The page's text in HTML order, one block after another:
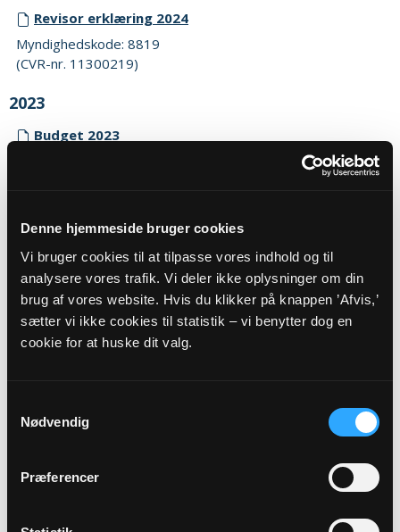
Denne hjemmeside bruger cookies
Vi bruger cookies til at tilpasse vores indhold og til
analysere vores trafik. Vi deler ikke oplysninger om din
brug af vores website. Hvis du klikker på knappen ’Afvis,’
sætter vi ikke cookies til statistik – vi benytter dog en
cookie for at huske dit valg.
Nødvendig
Præferencer
Revisor erklæring 2024
Myndighedskode: 8819
(CVR-nr. 11300219)
2023
Budget 2023
(CVR-nr. 11300219)
Revisor erklæring 2023
Myndighedskode: 8819
(CVR-nr. 11300219)
Budget 2022